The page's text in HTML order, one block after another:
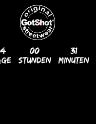
00
Stunden
31
Minuten